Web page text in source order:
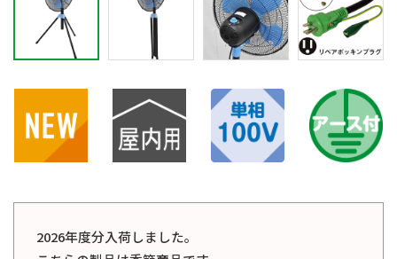
2026年度分入荷しました。